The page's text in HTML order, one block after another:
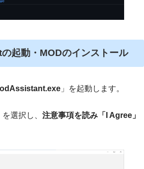
の起動・MODのインストール
」を起動します。
を選択し、 注意事項を読み「I Agree」